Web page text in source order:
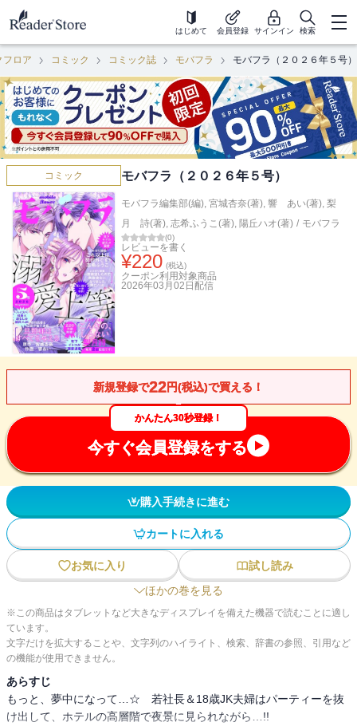
はじめて 会員登録 サインイン 検索
フロア コミック コミック誌 モバフラ モバフラ（２０２６年５号）
コミック モバフラ（２０２６年５号）
モバフラ編集部(編), 宮城杏奈(著), 響 あい(著), 梨
月 詩(著), 志希ふうこ(著), 陽丘ハオ(著) / モバフラ
(0)
レビューを書く
¥220 (税込)
クーポン利用対象商品
2026年03月02日 配信
新規登録で22円(税込)で買える！
かんたん30秒登録！
今すぐ会員登録をする
購入手続きに進む
カートに入れる
お気に入り
試し読み
ほかの巻を見る
※この商品はタブレットなど大きなディスプレイを備えた機器で読むことに適し
ています。
文字だけを拡大することや、文字列のハイライト、検索、辞書の参照、引用など
の機能が使用できません。
あらすじ
もっと、夢中になって…☆ 若社長＆18歳JK夫婦はパーティーを抜
け出して、ホテルの高層階で夜景に見られながら…!!